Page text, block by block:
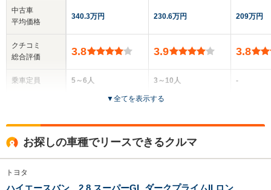
中古車
平均価格
クチコミ
総合評価
乗車定員
340.3万円
3.8
5～6人
全高
-m
230.6万円
3.9
3～10人
4～5ドア
全高
1.97m～2.29m
209万円
3.8
-
▼全てを表示する
お探しの車種でリースできるクルマ
トヨタ
ハイエースバン 2.8 スーパーGL ダークプライムII ロン